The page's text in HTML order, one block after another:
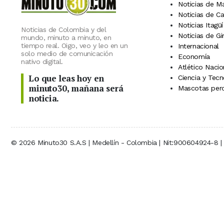
Noticias de Colombia y del
mundo, minuto a minuto, en
tiempo real. Oigo, veo y leo en un
solo medio de comunicación
nativo digital.
Lo que leas hoy en
minuto30, mañana será
noticia.
Noticias de
Noticias de
Noticias Itagüí
Noticias de
Internacional
Economía
Atlético
Ciencia y
Mascotas
© 2026 Minuto30 S.A.S | Medellín - Colombia | Nit:900604924-8